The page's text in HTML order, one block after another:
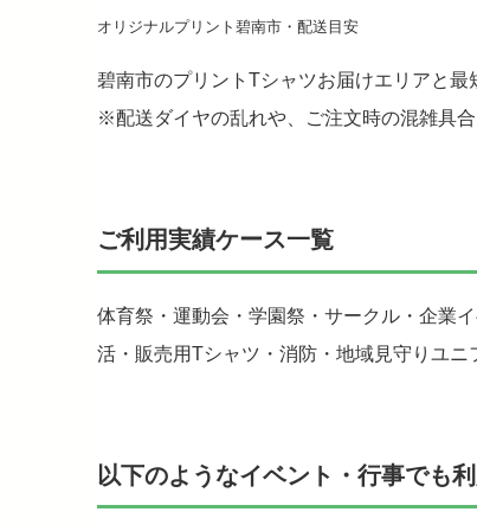
オリジナルプリント碧南市・配送目安
碧南市のプリントTシャツお届けエリアと最
※配送ダイヤの乱れや、ご注文時の混雑具
ご利用実績ケース一覧
体育祭・運動会・学園祭・サークル・企業
活・販売用Tシャツ・消防・地域見守りユニ
以下のようなイベント・行事でも利